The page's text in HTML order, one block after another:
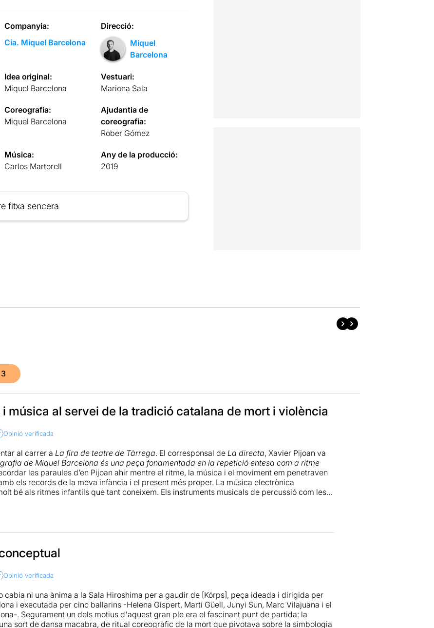
Companyia:
Cia. Miquel Barcelona
Direcció:
Miquel
Barcelona
Idea original:
Miquel Barcelona
Vestuari:
Mariona Sala
Coreografia:
Miquel Barcelona
Ajudantia de
coreografia:
Rober Gómez
Música:
Carlos Martorell
Any de la producció:
2019
fitxa sencera
3
i música al servei de la tradició catalana de mort i violència
Opinió verificada
al carrer a La fira de teatre de Tàrrega. El corresponsal de La directa, Xavier Pijoan va
de Miquel Barcelona és una peça fonamentada en la repetició entesa com a ritme
les paraules d’en Pijoan ahir mentre el ritme, la música i el moviment em penetraven
els records de la meva infància i el present més proper. La música electrònica
bé als ritmes infantils que tant coneixem. Els instruments musicals de percussió com les
o suaus segons el que volia expressar cada una de les escenes.
pels mateixos ballarins (Miquel Barcelona, Helena Gispert, Martí Güell, Juny
(tots ells a dalt l’escenari), connecten el públic amb la tradició, el passat i la història.
són les cançons de
i a entendre el simbolisme de la mort representada injustament per l’ocell negre
d’enJordi Berchcompletava aquest conjunt de música, veu i expressió corporal. Berch ha
blanca per donar contrast i esperança al to fosc de l’escenari i del vestuari dels ballarins.
Opinió verificada
cabia ni una ànima a la Sala Hiroshima per a gaudir de [Kórps], peça ideada i dirigida per
i executada per cinc ballarins -Helena Gispert, Martí Güell, Junyi Sun, Marc Vilajuana i el
. Segurament un dels motius d'aquest gran ple era el fascinant punt de partida: la
sort de dansa macabra, de ritual coreogràfic de la mort que pivotava sobre la simbologia